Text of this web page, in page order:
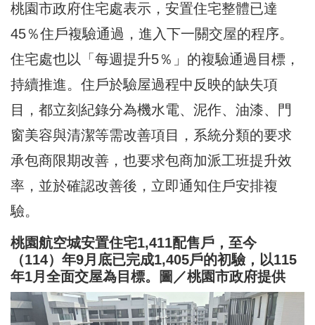
桃園市政府住宅處表示，安置住宅整體已達
45％住戶複驗通過，進入下一關交屋的程序。
住宅處也以「每週提升5％」的複驗通過目標，
持續推進。住戶於驗屋過程中反映的缺失項
目，都立刻紀錄分為機水電、泥作、油漆、門
窗美容與清潔等需改善項目，系統分類的要求
承包商限期改善，也要求包商加派工班提升效
率，並於確認改善後，立即通知住戶安排複
驗。
桃園航空城安置住宅1,411配售戶，至今
（114）年9月底已完成1,405戶的初驗，以115
年1月全面交屋為目標。圖／桃園市政府提供